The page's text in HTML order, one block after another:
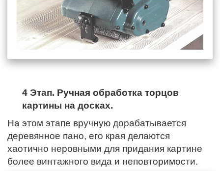
4 Этап. Ручная обработка торцов
картины на досках.
На этом этапе вручную дорабатывается
деревянное пано, его края делаются
хаотично неровными для придания картине
более винтажного вида и неповторимости.